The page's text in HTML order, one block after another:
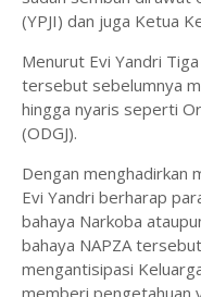
(YPJI) dan juga Ketua
Menurut Evi Yandri
tersebut sebelumnya
hingga nyaris seperti
(ODGJ).
Dengan menghadirkan
Evi Yandri berharap
bahaya Narkoba
bahaya NAPZA
mengantisipasi
memberi pengetahuan